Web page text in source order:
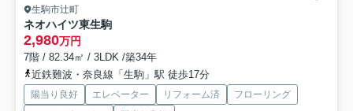
生駒市辻町
ネオハイツ東生駒
2,980万円
7階 / 82.34㎡ / 3LDK /築34年
近鉄難波・奈良線「生駒」駅 徒歩17分
陽当り良好 エレベーター リフォーム済
フローリング